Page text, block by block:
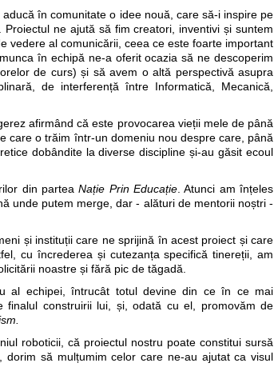
în comunitate o idee nouă, care să-i inspire pe
ne ajută să fim creatori, inventivi și suntem
vedere al comunicării, ceea ce este foarte important
în echipă ne-a oferit ocazia să ne descoperim
de curs) și să avem o altă perspectivă asupra
de interferență între Informatică, Mecanică,
afirmând că este provocarea vieții mele de până
care o trăim într-un domeniu nou despre care, până
dobândite la diverse discipline și-au găsit ecoul
din parteaNație Prin Educație. Atunci am înțeles
unde putem merge, dar - alături de mentorii noștri -
și instituții care ne sprijină în acest proiect și care
cu încrederea și cutezanța specifică tinereții, am
noastre și fără pic de tăgadă.
al echipei, întrucât totul devine din ce în ce mai
finalul construirii lui, și, odată cu el, promovăm de
roboticii, că proiectul nostru poate constitui sursă
să mulțumim celor care ne-au ajutat ca visul